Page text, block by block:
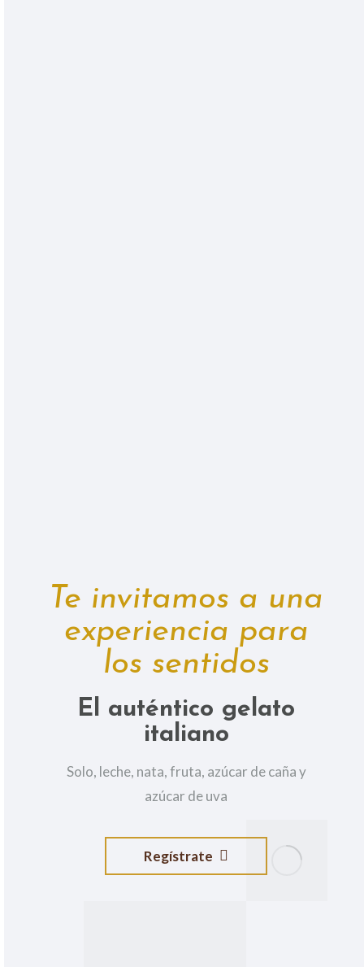
Te invitamos a una
experiencia para
los sentidos
El auténtico gelato
italiano
Solo, leche, nata, fruta, azúcar de caña y
azúcar de uva
Regístrate